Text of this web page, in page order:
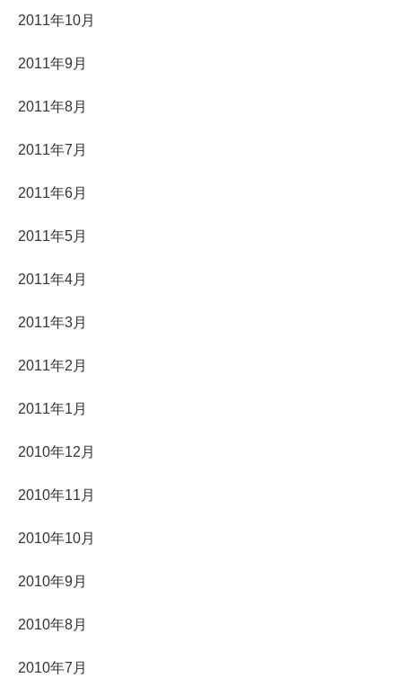
2011年10月
2011年9月
2011年8月
2011年7月
2011年6月
2011年5月
2011年4月
2011年3月
2011年2月
2011年1月
2010年12月
2010年11月
2010年10月
2010年9月
2010年8月
2010年7月